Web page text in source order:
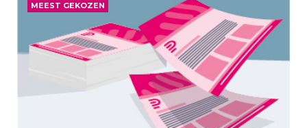
MEEST GEKOZEN